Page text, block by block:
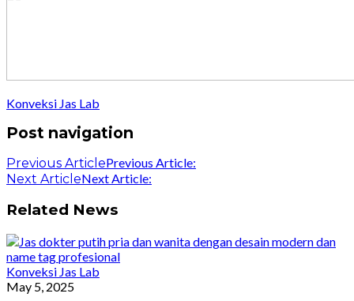
Konveksi Jas Lab
Post navigation
Previous ArticlePrevious Article:
Next ArticleNext Article:
Related News
Konveksi Jas Lab
May 5, 2025